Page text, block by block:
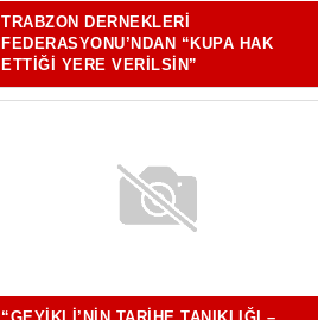
TRABZON DERNEKLERI
FEDERASYONU’NDAN “KUPA HAK
ETTIĞI YERE VERILSIN”